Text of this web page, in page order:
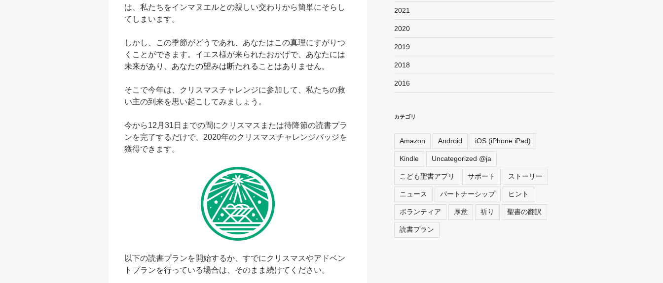
は、私たちをインマヌエルとの親しい交わりから簡単にそらし
てしまいます。
​しかし、この季節がどうであれ、あなたはこの真理にすがりつ
くことができます。イエス様が来られたおかげで、 あなたには
未来があり、あなたの望みは断たれることはありません。
​そこで今年は、クリスマスチャレンジに参加して、私たちの救
い主の到来を思い起こしてみましょう。
​今から12月31日までの間にクリスマスまたは待降節の読書プラ
ンを完了するだけで、2020年のクリスマスチャレンジバッジを
獲得できます。
​以下の読書プランを開始するか、すでにクリスマスやアドベン
トプランを行っている場合は、そのまま続けてください。
2021
2020
2019
2018
2016
カテゴリ
Amazon Android iOS (iPhone iPad)
Kindle Uncategorized @ja
こども聖書アプリ サポート ストーリー
ニュース パートナーシップ ヒント
ボランティア 厚意 祈り 聖書の翻訳
読書プラン